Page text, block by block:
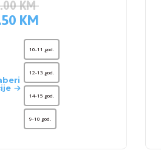
KM
KM
10-11 god.
12-13 god.
14-15 god.
9-10 god.